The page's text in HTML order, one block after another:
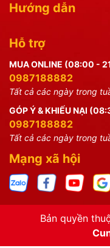
Hướng dẫn
Hỗ trợ
MUA ONLINE (08:00 -
0987188882
Tất cả các ngày trong
GÓP Ý & KHIẾU NẠI
0987188882
Tất cả các ngày trong
Mạng xã hội
Bản quyền